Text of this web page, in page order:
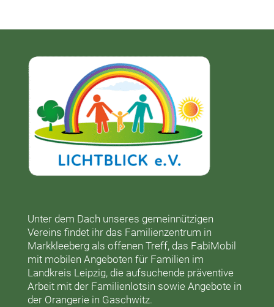
Unter dem Dach unseres gemeinnützigen
Vereins findet ihr das Familienzentrum in
Markkleebergals offenen Treff, das FabiMobil
mit mobilen Angeboten für Familien im
Landkreis Leipzig, die aufsuchende präventive
Arbeit mit der Familienlotsin sowie Angebote in
der Orangeriein Gaschwitz.